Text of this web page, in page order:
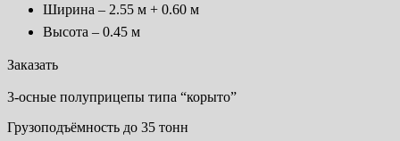
Ширина – 2.55 м + 0.60 м
Высота – 0.45 м
Заказать
3-осные полуприцепы типа “корыто”
Грузоподъёмность до 35 тонн